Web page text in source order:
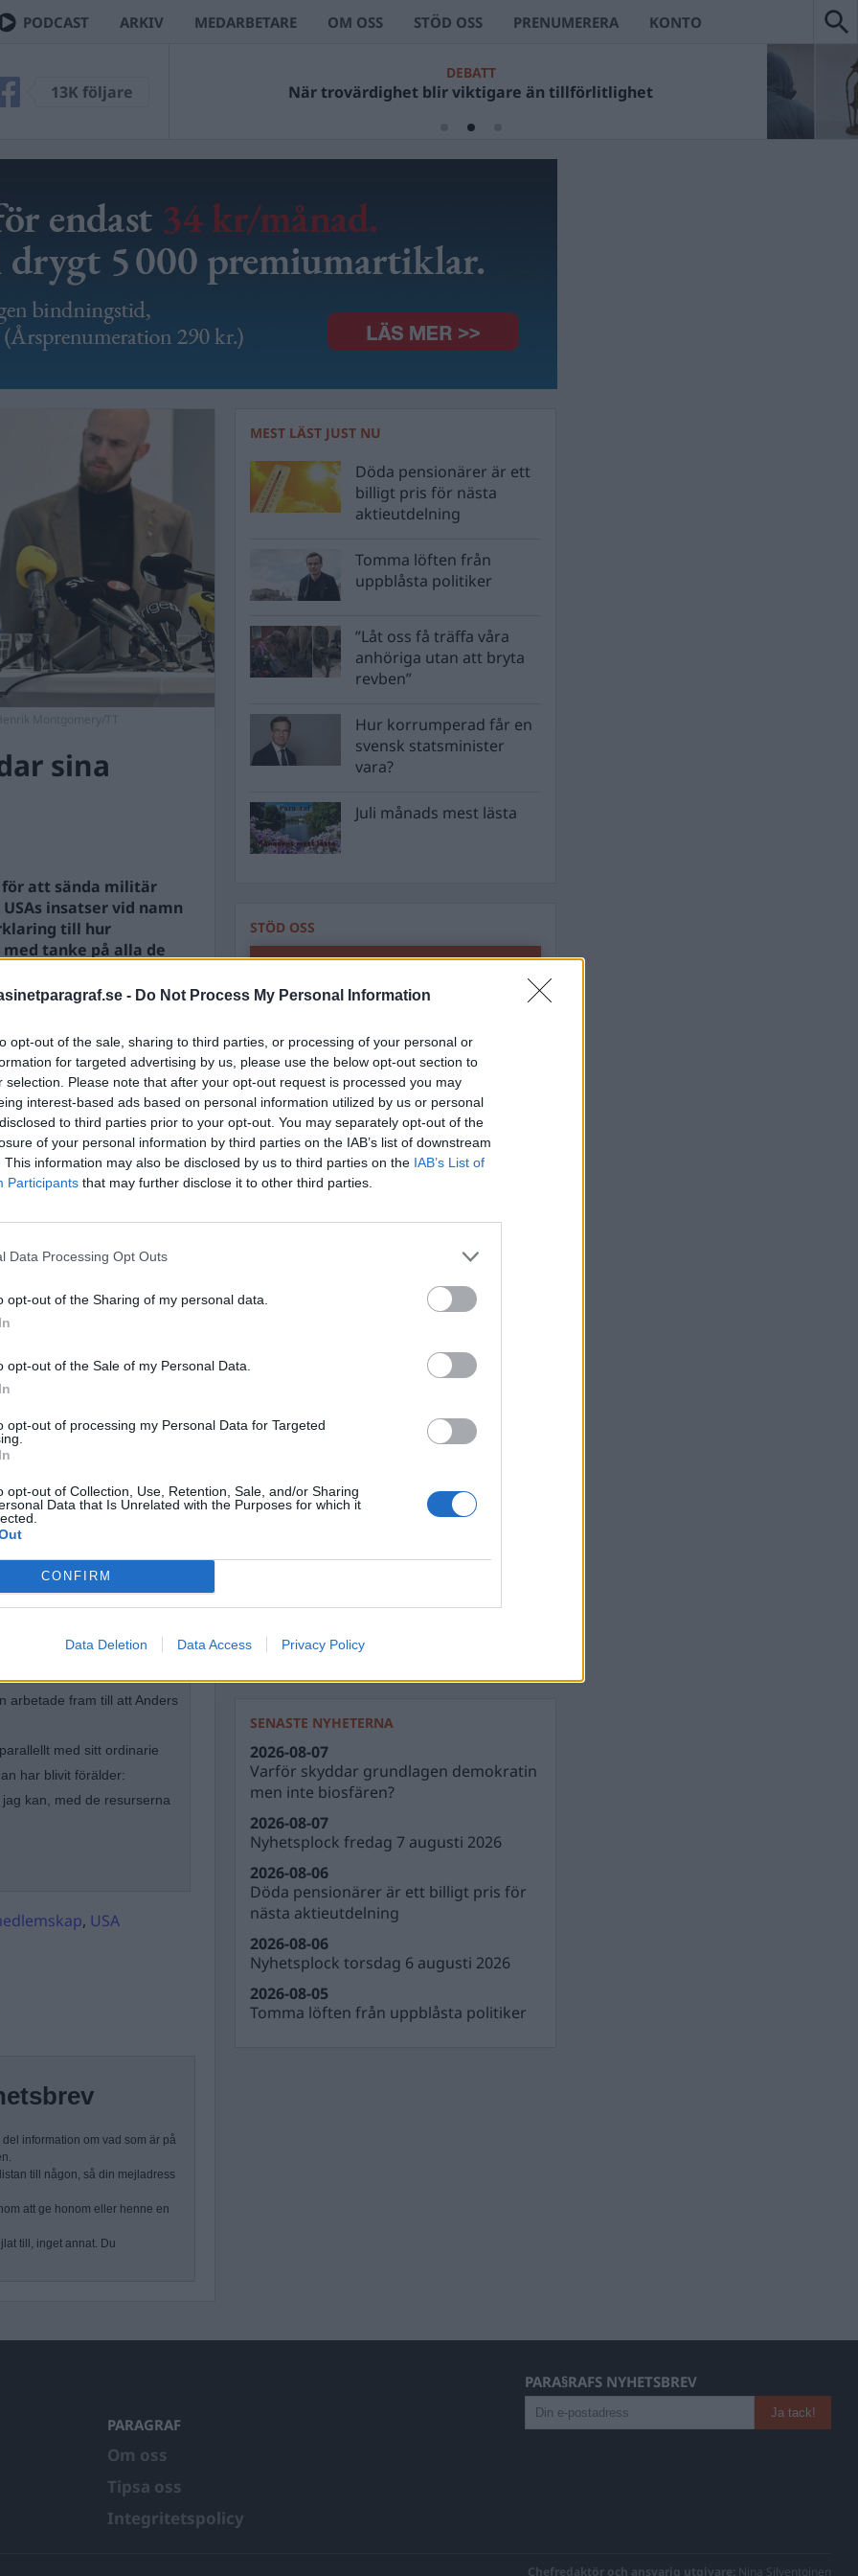
- Do Not Process My Personal Information
opt-out of the sale, sharing to third parties, or processing of your personal or
for targeted advertising by us, please use the below opt-out section to
selection. Please note that after your opt-out request is processed you may
interest-based ads based on personal information utilized by us or personal
to third parties prior to your opt-out. You may separately opt-out of the
of your personal information by third parties on the IAB’s list of downstream
This information may also be disclosed by us to third parties on the IAB’s List of
Participants that may further disclose it to other third parties.
Data Processing Opt Outs
opt-out of the Sharing of my personal data.
opt-out of the Sale of my Personal Data.
opt-out of processing my Personal Data for Targeted
opt-out of Collection, Use, Retention, Sale, and/or Sharing
Data that Is Unrelated with the Purposes for which it
CONFIRM
Data Deletion Data Access Privacy Policy
PODCAST ARKIV MEDARBETARE OM OSS STÖD OSS PRENUMERERA KONTO
13K följare
DEBATT
När trovärdighet blir viktigare än tillförlitlighet
sina
att sända militär
insatser vid namn
till hur
tanke på alla de
saker beroende på
och i
arbetade fram till att Anders
med sitt ordinarie
har blivit förälder:
kan, med de resurserna
, USA
information om vad som är på
till någon, så din mejladress
att ge honom eller henne en
till, inget annat. Du
MEST LÄST JUST NU
Döda pensionärer är ett
billigt pris för nästa
aktieutdelning
Tomma löften från
uppblåsta politiker
”Låt oss få träffa våra
anhöriga utan att bryta
revben”
Hur korrumperad får en
svensk statsminister
vara?
Juli månads mest lästa
STÖD OSS
Stöd Para§rafs bevakning av rättssäkerheten
PRENUMERERA PÅ PARA§RAFS NYHETSBREV
ÄMNESORD
Advokat Anders Cardell
Magnusson Brottslighet Börje
Börje R P Carlsson
Dick Sundevall
Grov misshandel
Kokainmålet
LagarMichael Pålsson
Mordförsök Nilsson-Larancuent
Silventoinen
Petter Inedahl Polisen
Rättssäkerhet
Oravsky VåldVåldtäkt
SENASTE NYHETERNA
Varför skyddar grundlagen demokratin
men inte biosfären?
2026-08-07
Nyhetsplock fredag 7 augusti 2026
2026-08-07
Döda pensionärer är ett billigt pris för
nästa aktieutdelning
2026-08-06
Nyhetsplock torsdag 6 augusti 2026
2026-08-06
Tomma löften från uppblåsta politiker
2026-08-05
PARAGRAF
Om oss
Tipsa oss
Integritetspolicy
PARA§RAFS NYHETSBREV
Chefredaktör och ansvarig utgivare: Nina Silventoinen